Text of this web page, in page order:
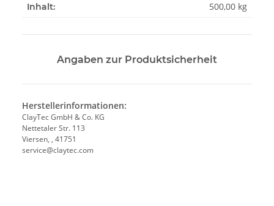
Inhalt: 500,00 kg
Angaben zur Produktsicherheit
Herstellerinformationen:
ClayTec GmbH & Co. KG
Nettetaler Str. 113
Viersen, , 41751
service@claytec.com